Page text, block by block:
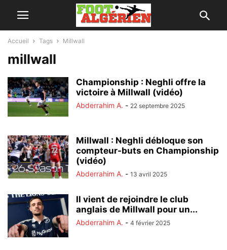
Accueil Tags Millwall
millwall
Championship : Neghli offre la
victoire à Millwall (vidéo)
Abderrahim A. - 22 septembre 2025
Millwall : Neghli débloque son
compteur-buts en Championship
(vidéo)
Abderrahim A. - 13 avril 2025
Il vient de rejoindre le club
anglais de Millwall pour un...
Abderrahim A. - 4 février 2025